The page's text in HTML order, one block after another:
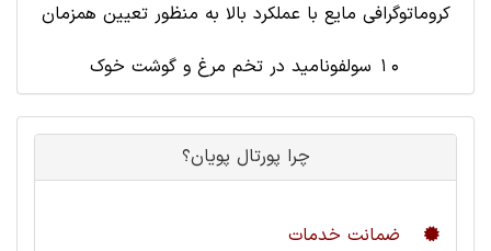
کروماتوگرافی مایع با عملکرد بالا به منظور تعیین همزمان
10 سولفونامید در تخم مرغ و گوشت خوک
چرا پورتال پویان؟
ضمانت خدمات